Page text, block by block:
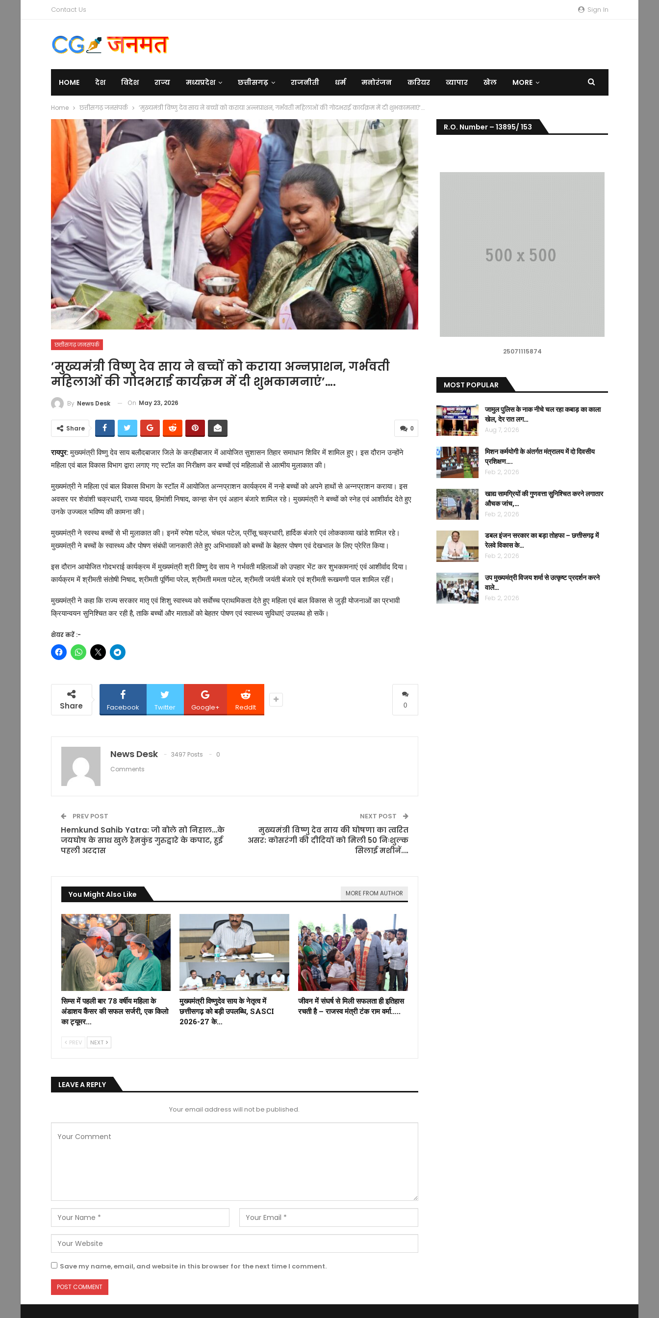
Sign In
Contact Us
HOME देश विदेश राज्य मध्यप्रदेश छत्तीसगढ़ राजनीती धर्म मनोरंजन करियर व्यापार खेल MORE
Home छत्तीसगढ़ जनसंपर्क ’मुख्यमंत्री विष्णु देव साय ने बच्चों को कराया अन्नप्राशन, गर्भवती महिलाओं की गोदभराई कार्यक्रम में दी शुभकामनाएं’….
छत्तीसगढ़ जनसंपर्क
’मुख्यमंत्री विष्णु देव साय ने बच्चों को कराया अन्नप्राशन, गर्भवती
महिलाओं की गोदभराई कार्यक्रम में दी शुभकामनाएं’….
By News Desk On May 23, 2026
0
Share
रायपुर:मुख्यमंत्री विष्णु देव साय बलौदबाजार जिले के करहीबाजार में आयोजित सुशासन तिहार समाधान शिविर में शामिल हुए। इस दौरान उन्होंने
महिला एवं बाल विकास विभाग द्वारा लगाए गए स्टॉल का निरीक्षण कर बच्चों एवं महिलाओं से आत्मीय मुलाकात की।
मुख्यमंत्री ने महिला एवं बाल विकास विभाग के स्टॉल में आयोजित अन्नप्राशन कार्यक्रम में नन्हे बच्चों को अपने हाथों से अन्नप्राशन कराया। इस
अवसर पर शेवांशी चक्रधारी, राध्या यादव, हिमांशी निषाद, कान्हा सेन एवं अहान बंजारे शामिल रहे। मुख्यमंत्री ने बच्चों को स्नेह एवं आशीर्वाद देते हुए
उनके उज्ज्वल भविष्य की कामना की।
मुख्यमंत्री ने स्वस्थ बच्चों से भी मुलाकात की। इनमें रुपेश पटेल, चंचल पटेल, प्रींसू चक्रधारी, हार्दिक बंजारे एवं लोककाव्या खांडे शामिल रहे।
मुख्यमंत्री ने बच्चों के स्वास्थ्य और पोषण संबंधी जानकारी लेते हुए अभिभावकों को बच्चों के बेहतर पोषण एवं देखभाल के लिए प्रेरित किया।
इस दौरान आयोजित गोदभराई कार्यक्रम में मुख्यमंत्री श्री विष्णु देव साय ने गर्भवती महिलाओं को उपहार भेंट कर शुभकामनाएं एवं आशीर्वाद दिया।
कार्यक्रम में श्रीमती संतोषी निषाद, श्रीमती पूर्णिमा परेल, श्रीमती ममता पटेल, श्रीमती जयंती बंजारे एवं श्रीमती रूखमणी पाल शामिल रहीं।
मुख्यमंत्री ने कहा कि राज्य सरकार मातृ एवं शिशु स्वास्थ्य को सर्वाेच्च प्राथमिकता देते हुए महिला एवं बाल विकास से जुड़ी योजनाओं का प्रभावी
क्रियान्वयन सुनिश्चित कर रही है, ताकि बच्चों और माताओं को बेहतर पोषण एवं स्वास्थ्य सुविधाएं उपलब्ध हो सकें।
शेयर करें :-
0
Share Facebook Twitter Google+ ReddIt
News Desk 3497 Posts
0
Comments
PREV POST
Hemkund Sahib Yatra: जो बोले सो निहाल…के
जयघोष के साथ खुले हेमकुंड गुरुद्वारे के कपाट, हुई
पहली अरदास
NEXT POST
मुख्यमंत्री विष्णु देव साय की घोषणा का त्वरित
असर: कोसरंगी की दीदियों को मिली 50 निःशुल्क
सिलाई मशीनें….
You Might Also Like MORE FROM AUTHOR
सिम्स में पहली बार 78 वर्षीय महिला के
अंडाशय कैंसर की सफल सर्जरी, एक किलो
का ट्यूमर…
मुख्यमंत्री विष्णुदेव साय के नेतृत्व में
छत्तीसगढ़ को बड़ी उपलब्धि, SASCI
2026-27 के…
जीवन में संघर्ष से मिली सफलता ही इतिहास
रचती है – राजस्व मंत्री टंक राम वर्मा…..
PREV NEXT
LEAVE A REPLY
Your email address will not be published.
Save my name, email, and website in this browser for the next time I comment.
R.O. Number – 13895/ 153
25071115874
MOST POPULAR
जामुल पुलिस के नाक नीचे चल रहा कबाड़ का काला
खेल, देर रात लग…
Aug 7, 2026
मिशन कर्मयोगी के अंतर्गत मंत्रालय में दो दिवसीय
प्रशिक्षण….
Feb 2, 2026
खाद्य सामग्रियों की गुणवत्ता सुनिश्चित करने लगातार
औचक जांच,…
Feb 2, 2026
डबल इंजन सरकार का बड़ा तोहफा – छत्तीसगढ़ में
रेलवे विकास के…
Feb 2, 2026
उप मुख्यमंत्री विजय शर्मा से उत्कृष्ट प्रदर्शन करने
वाले…
Feb 2, 2026